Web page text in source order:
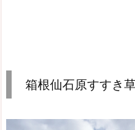
箱根仙石原すすき